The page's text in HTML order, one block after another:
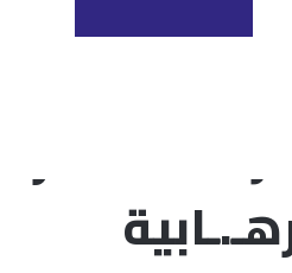
الأوفياء” العراقية جماعة إرهـ.ـابية